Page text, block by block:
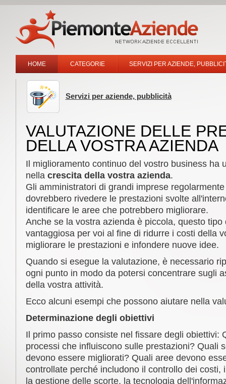
HOME CATEGORIE SERVIZI PER AZIENDE,
Servizi per aziende, pubblicità
VALUTAZIONE DELLE
DELLA VOSTRA AZIENDA
Il miglioramento continuo del vostro business ha
nella crescita della vostra azienda.
Gli amministratori di grandi imprese
dovrebbero rivedere le prestazioni svolte
identificare le aree che potrebbero migliorare.
Anche se la vostra azienda è piccola, questo tipo
vantaggiosa per voi al fine di ridurre i costi della
migliorare le prestazioni e infondere nuove idee.
Quando si esegue la valutazione, è necessario
ogni punto in modo da potersi concentrare sugli
della vostra attività.
Ecco alcuni esempi che possono aiutare nella
Determinazione degli obiettivi
Il primo passo consiste nel fissare degli obiettivi:
processi che influiscono sulle prestazioni? Quali
devono essere migliorati? Quali aree devono
controllate perché includono il controllo dei costi,
la gestione delle scorte, la tecnologia